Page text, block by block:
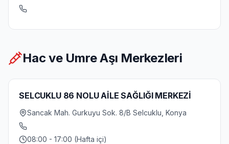
Hac ve Umre Aşı Merkezleri
SELCUKLU 86 NOLU AİLE SAĞLIĞI MERKEZİ
Sancak Mah. Gurkuyu Sok. 8/B Selcuklu, Konya
08:00 - 17:00 (Hafta içi)